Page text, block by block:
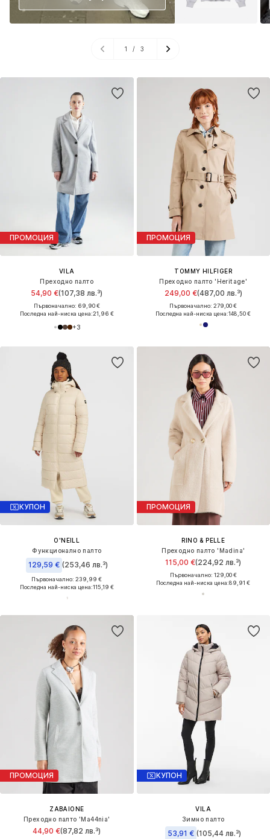
ПРОМОЦИЯ
VILA
Преходно палто
54,90 €(107,38 лв.³)
Първоначално: 69,90 €
Последна най-ниска цена:21,96 €
+3
ПРОМОЦИЯ
TOMMY HILFIGER
Преходно палто 'Heritage'
249,00 €(487,00 лв.³)
Първоначално: 279,00 €
Последна най-ниска цена:148,50 €
КУПОН
O'NEILL
Функционално палто
129,59 € (253,46 лв.³)
Първоначално: 239,99 €
Последна най-ниска цена:115,19 €
ПРОМОЦИЯ
RINO & PELLE
Преходно палто 'Madina'
115,00 €(224,92 лв.³)
Първоначално: 129,00 €
Последна най-ниска цена:89,91 €
1 / 3
ПРОМОЦИЯ
ZABAIONE
Преходно палто 'Ma44nia'
44,90 €(87,82 лв.³)
КУПОН
VILA
Зимно палто
53,91 € (105,44 лв.³)